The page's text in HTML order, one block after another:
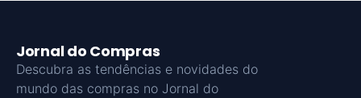
Jornal do Compras
Descubra as tendências e novidades do
mundo das compras no Jornal do